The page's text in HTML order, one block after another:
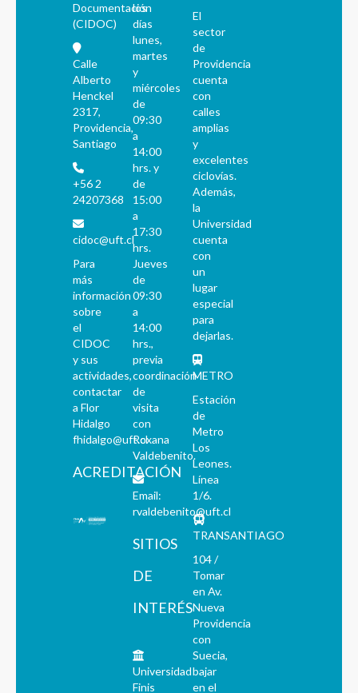
Documentación
(CIDOC)
Calle
Alberto
Henckel
2317,
Providencia,
Santiago
+56 2
24207368
cidoc@uft.cl
Para
más
información
sobre
el
CIDOC
y sus
actividades,
contactar
a Flor
Hidalgo
fhidalgo@uft.cl
ACREDITACIÓN
los
días
lunes,
martes
y
miércoles
de
09:30
a
14:00
hrs. y
de
15:00
a
17:30
hrs.
Jueves
de
09:30
a
14:00
hrs.,
previa
coordinación
de
visita
con
Roxana
Valdebenito.
Email:
rvaldebenito@uft.cl
SITIOS
DE
INTERÉS
Universidad
Finis
El
sector
de
Providencia
cuenta
con
calles
amplias
y
excelentes
ciclovías.
Además,
la
Universidad
cuenta
con
un
lugar
especial
para
dejarlas.
METRO
Estación
de
Metro
Los
Leones.
Línea
1/6.
TRANSANTIAGO
104 /
Tomar
en Av.
Nueva
Providencia
con
Suecia,
bajar
en el